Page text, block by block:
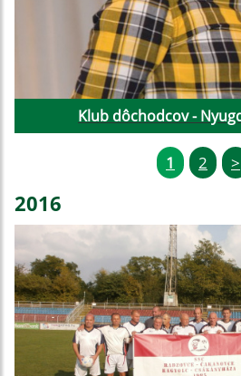
Klub dôchodcov -
1 2 >
2016